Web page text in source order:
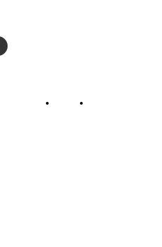
Siber Kontak